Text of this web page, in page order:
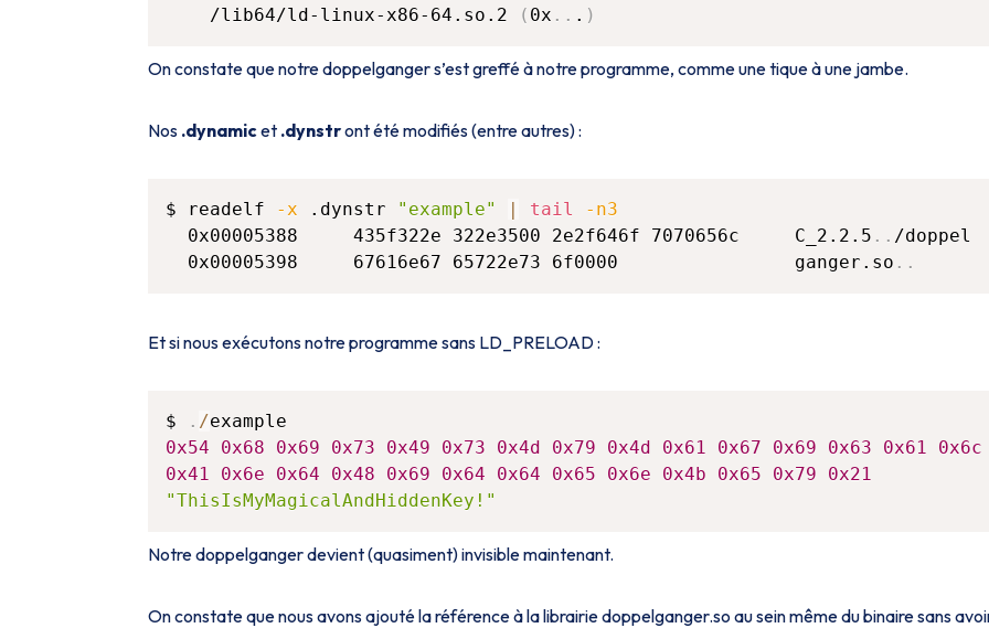
    /lib64/ld-linux-x86-64.so.2
( 0x .. . )
On constate que notre doppelganger s’est greffé à notre programme, comme une tique à une jambe.
Nos .dynamicet .dynstront été modifiés (entre autres) :
$ readelf -x .dynstr "example" | tail
-n3
  0x00005388     435f322e 322e3500 2e2f646f 7070656c     C_2.2.5
.. /doppel
  0x00005398     67616e67 65722e73 6f0000                ganger.so
..
Et si nous exécutons notre programme sans LD_PRELOAD :
$ . /
0x54
0x68 0x69 0x73 0x49 0x73 0x4d 0x79 0x4d 0x61 0x67 0x69 0x63 0x61
0x6c
0x41
0x6e 0x64 0x48 0x69 0x64 0x64 0x65 0x6e 0x4b 0x65 0x79
0x21
"ThisIsMyMagicalAndHiddenKey!"
Notre doppelganger devient (quasiment) invisible maintenant.
On constate que nous avons ajouté la référence à la librairie doppelganger.so au sein même du binaire sans